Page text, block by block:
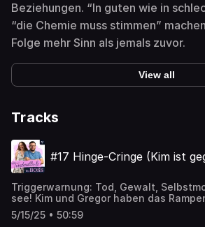
Beziehungen. “In guten wie in
“die Chemie muss stimmen”
Folge mehr Sinn als jemals zuvor.
View all
Tracks
#17 Hinge-Cringe (Kim ist
Triggerwarnung: Tod, Gewalt,
see! Kim und Gregor haben das
es geht endlich weiter mit neuen,
Geschichten (arme Kim). In dieser
5/15/25 • 50:59